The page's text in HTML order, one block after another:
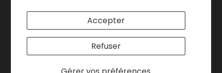
Accepter
Refuser
Belgique | EUR €